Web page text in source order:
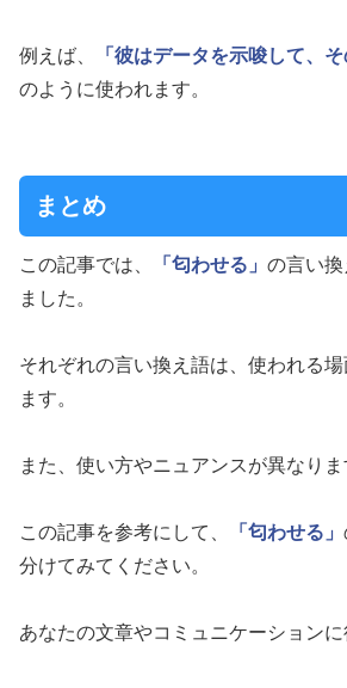
例えば、
「彼はデータを示唆して、
のように使われます。
まとめ
この記事では、 「匂わせる」 の言い
ました。
それぞれの言い換え語は、使われる
ます。
また、使い方やニュアンスが異なりま
この記事を参考にして、 「匂わせる」
分けてみてください。
あなたの文章やコミュニケーションに